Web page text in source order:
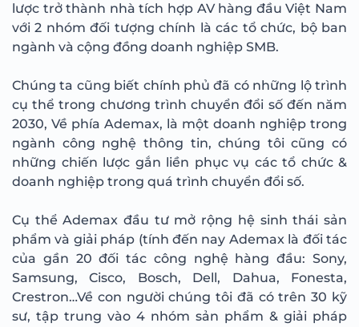
lược trở thành nhà tích hợp AV hàng đầu Việt Nam
với 2 nhóm đối tượng chính là các tổ chức, bộ ban
ngành và cộng đồng doanh nghiệp SMB.
Chúng ta cũng biết chính phủ đã có những lộ trình
cụ thể trong chương trình chuyển đổi số đến năm
2030, Về phía Ademax, là một doanh nghiệp trong
ngành công nghệ thông tin, chúng tôi cũng có
những chiến lược gắn liền phục vụ các tổ chức &
doanh nghiệp trong quá trình chuyển đổi số.
Cụ thể Ademax đầu tư mở rộng hệ sinh thái sản
phẩm và giải pháp (tính đến nay Ademax là đối tác
của gần 20 đối tác công nghệ hàng đầu: Sony,
Samsung, Cisco, Bosch, Dell, Dahua, Fonesta,
Crestron…Về con người chúng tôi đã có trên 30 kỹ
sư, tập trung vào 4 nhóm sản phẩm & giải pháp